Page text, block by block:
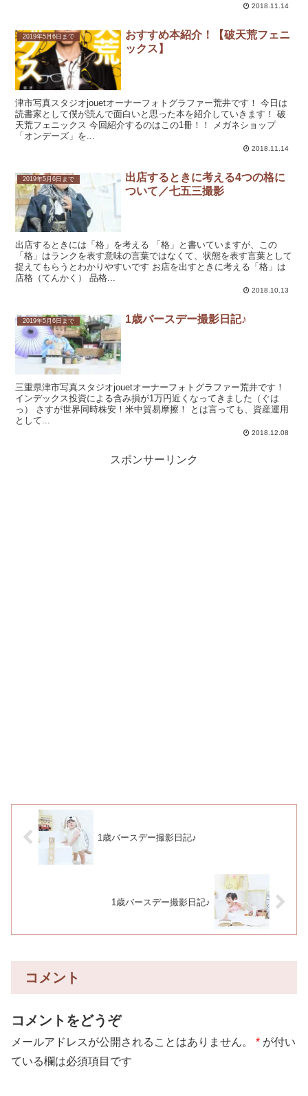
2018.11.14
2019年5月6日まで
おすすめ本紹介！【破天荒フェニ
ックス】
津市写真スタジオjouetオーナーフォトグラファー荒井です！ 今日は
読書家として僕が読んで面白いと思った本を紹介していきます！ 破
天荒フェニックス 今回紹介するのはこの1冊！！ メガネショップ
「オンデーズ」を...
2018.11.14
2019年5月6日まで
出店するときに考える4つの格に
ついて／七五三撮影
出店するときには「格」を考える 「格」と書いていますが、この
「格」はランクを表す意味の言葉ではなくて、状態を表す言葉として
捉えてもらうとわかりやすいです お店を出すときに考える「格」は
店格（てんかく） 品格...
2018.10.13
2019年5月6日まで 1歳バースデー撮影日記♪
三重県津市写真スタジオjouetオーナーフォトグラファー荒井です！
インデックス投資による含み損が1万円近くなってきました（ぐは
っ） さすが世界同時株安！米中貿易摩擦！ とは言っても、資産運用
として...
2018.12.08
スポンサーリンク
1歳バースデー撮影日記♪
1歳バースデー撮影日記♪
コメント
コメントをどうぞ
メールアドレスが公開されることはありません。 * が付い
ている欄は必須項目です